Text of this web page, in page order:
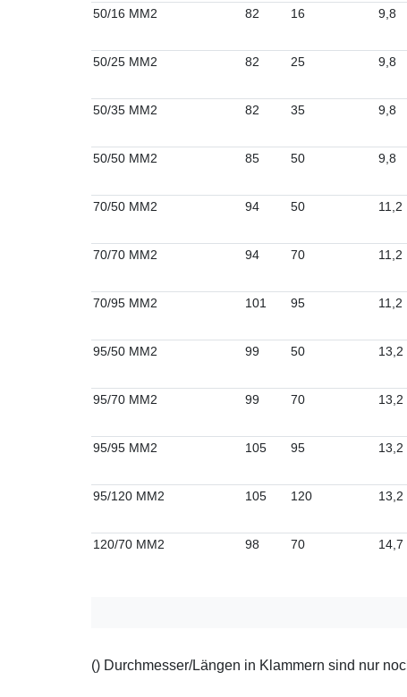
50/16 MM2 82 16 9,8
50/25 MM2 82 25 9,8
50/35 MM2 82 35 9,8
50/50 MM2 85 50 9,8
70/50 MM2 94 50 11,2
70/70 MM2 94 70 11,2
70/95 MM2 101 95 11,2
95/50 MM2 99 50 13,2
95/70 MM2 99 70 13,2
95/95 MM2 105 95 13,2
95/120 MM2 105 120 13,2
120/70 MM2 98 70 14,7
() Durchmesser/Längen in Klammern sind nur